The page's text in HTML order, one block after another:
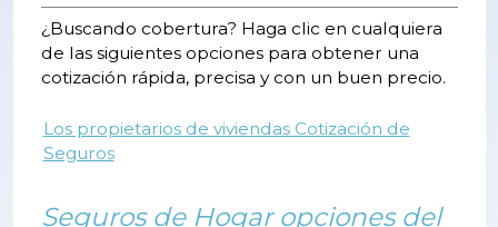
¿Buscando cobertura? Haga clic en cualquiera
de las siguientes opciones para obtener una
cotización rápida, precisa y con un buen precio.
Los propietarios de viviendas Cotización de
Seguros
Seguros de Hogar opciones del